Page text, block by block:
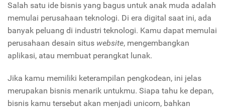
Salah satu ide bisnis yang bagus untuk anak muda adalah
memulai perusahaan teknologi. Di era digital saat ini, ada
banyak peluang di industri teknologi. Kamu dapat memulai
perusahaan desain situs website, mengembangkan
aplikasi, atau membuat perangkat lunak.
Jika kamu memiliki keterampilan pengkodean, ini jelas
merupakan bisnis menarik untukmu. Siapa tahu ke depan,
bisnis kamu tersebut akan menjadi unicorn, bahkan